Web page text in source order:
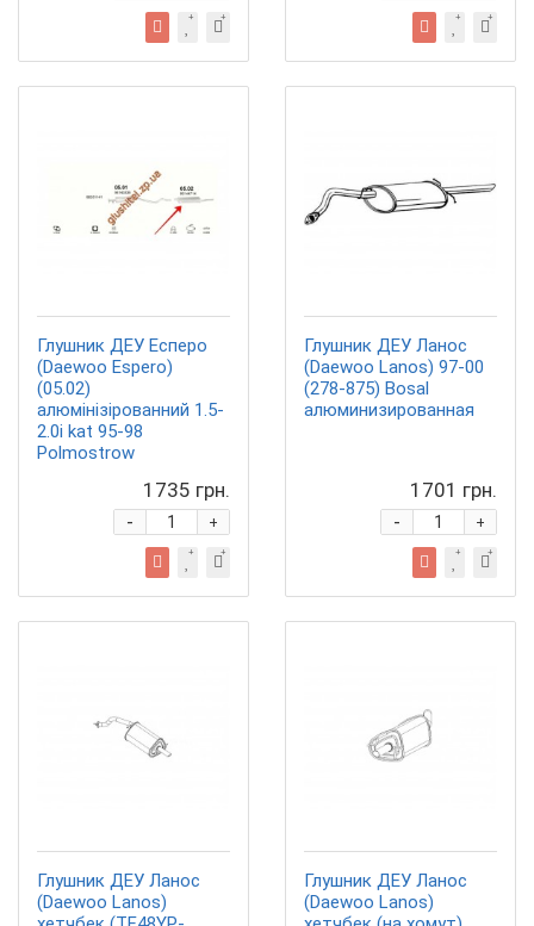
Глушник ДЕУ Есперо
(Daewoo Espero)
(05.02)
алюмінізірованний 1.5-
2.0i kat 95-98
Polmostrow
1735 грн.
+
-
Глушник ДЕУ Ланос
(Daewoo Lanos) 97-00
(278-875) Bosal
алюминизированная
1701 грн.
+
-
Глушник ДЕУ Ланос
(Daewoo Lanos)
Глушник ДЕУ Ланос
(Daewoo Lanos)